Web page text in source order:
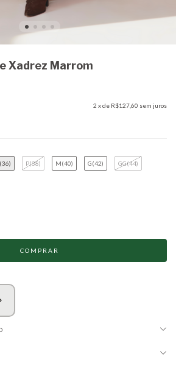
Xadrez Marrom
2 x de R$127,60 sem juros
P(38) M(40) G(42) GG(44)